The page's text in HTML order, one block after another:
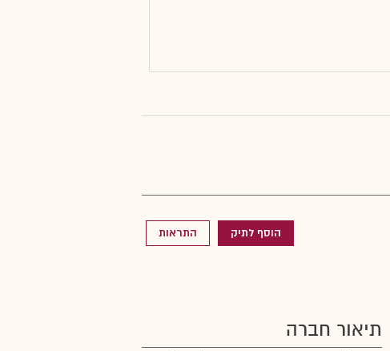
הוסף לתיק התראות
תיאור חברה